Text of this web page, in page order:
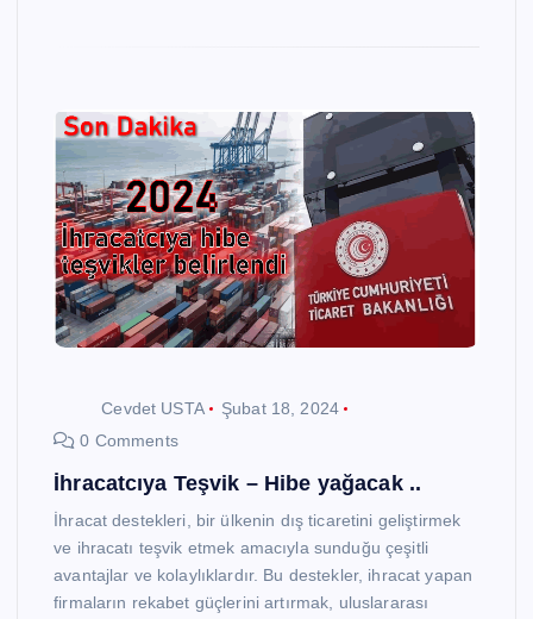
Cevdet USTA
Şubat 18, 2024
0 Comments
İhracatcıya Teşvik – Hibe yağacak ..
İhracat destekleri, bir ülkenin dış ticaretini geliştirmek
ve ihracatı teşvik etmek amacıyla sunduğu çeşitli
avantajlar ve kolaylıklardır. Bu destekler, ihracat yapan
firmaların rekabet güçlerini artırmak, uluslararası